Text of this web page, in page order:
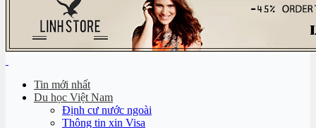
Tin mới nhất
Du học Việt Nam
Định cư nước ngoài
Thông tin xin Visa